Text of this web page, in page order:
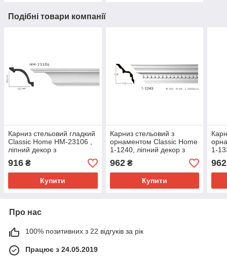
Подібні товари компанії
Карниз стельовий гладкий
Classic Home HM-23106 ,
ліпний декор з
916 ₴
Купити
Карниз стельовий з
орнаментом Classic Home
1-1240, ліпний декор з
962₴
Купити
1-
962
Про нас
100% позитивних з 22 відгуків за рік
Працює з 24.05.2019